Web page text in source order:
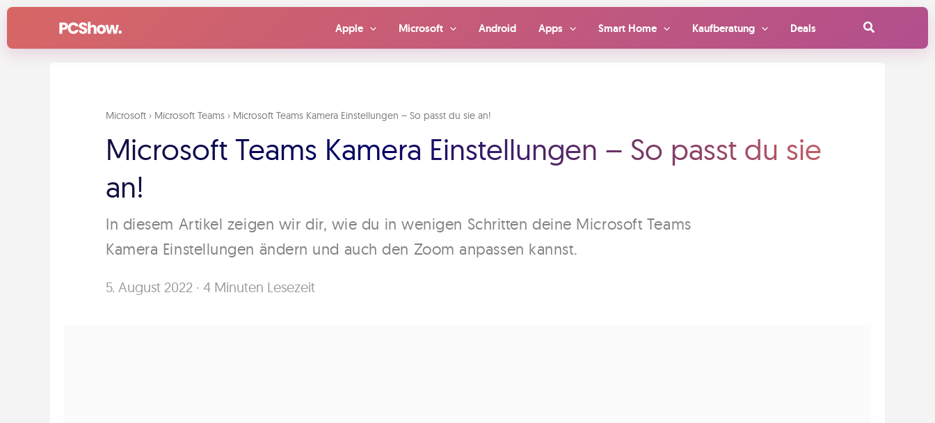
Inhalt
Apple Microsoft Android Apps Smart Home Kaufberatung Deals Suchen
Microsoft › Microsoft Teams › Microsoft Teams Kamera Einstellungen – So passt du sie an!
Microsoft Teams Kamera Einstellungen – So passt du sie
an!
In diesem Artikel zeigen wir dir, wie du in wenigen Schritten deine Microsoft Teams
Kamera Einstellungen ändern und auch den Zoom anpassen kannst.
5. August 2022 · 4 Minuten Lesezeit